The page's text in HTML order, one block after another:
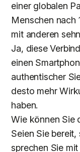
einer globalen
Menschen nach
mit anderen
Ja, diese
einen
authentischer
desto mehr
haben.
Wie können Sie
Seien Sie
sprechen Sie